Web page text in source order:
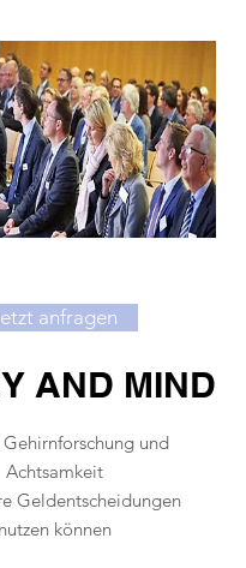
anfragen
AND MIND
und
Achtsamkeit
Geldentscheidungen
nutzen können